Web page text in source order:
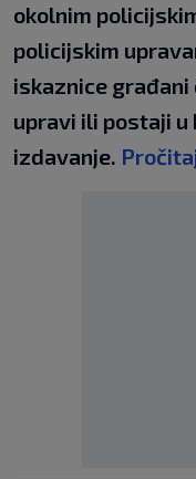
okolnim
policijskim
iskaznice
upravi ili postaji u
izdavanje.